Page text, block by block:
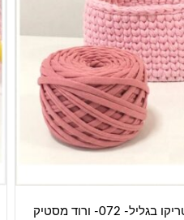
072- ורוד מסטיק